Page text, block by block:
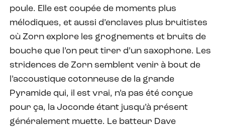
poule. Elle est coupée de moments plus
mélodiques, et aussi d’enclaves plus bruitistes
où Zorn explore les grognements et bruits de
bouche que l’on peut tirer d’un saxophone. Les
stridences de Zorn semblent venir à bout de
l’accoustique cotonneuse de la grande
Pyramide qui, il est vrai, n’a pas été conçue
pour ça, la Joconde étant jusqu’à présent
généralement muette. Le batteur Dave